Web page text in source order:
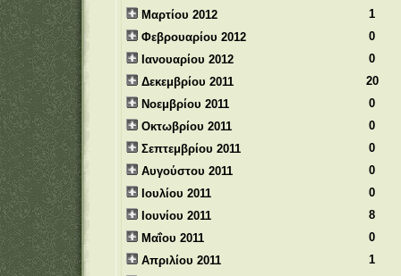
Μαρτίου 2012
1
Φεβρουαρίου 2012
0
Ιανουαρίου 2012
0
Δεκεμβρίου 2011
20
Νοεμβρίου 2011
0
Οκτωβρίου 2011
0
Σεπτεμβρίου 2011
0
Αυγούστου 2011
0
Ιουλίου 2011
0
Ιουνίου 2011
8
Μαΐου 2011
0
Απριλίου 2011
1